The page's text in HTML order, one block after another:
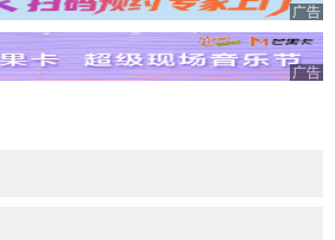
广告
广告